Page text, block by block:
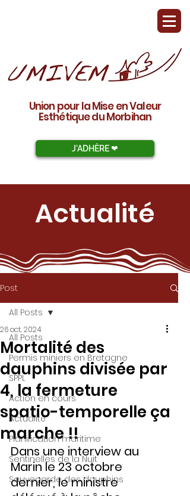
Union pour la Mise en Valeur
Esthétique du Morbihan
J'ADHÈRE ❤︎
Actualité
Post
All Posts
Permis miniers en Bretagne
SPPL
Action en cours
Actualité
Planification maritime
Sentinelles de la Nuit
Sauvegarde des dauphins
All Posts
Mortalité des
dauphins divisée par
4, la fermeture
spatio-temporelle ça
marche !!
26 oct. 2024
Dans une interview au
Marin le 23 octobre
dernier, le ministre